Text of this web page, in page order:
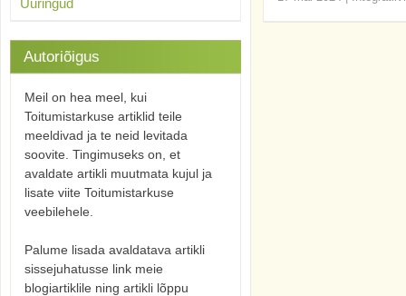
Uuringud
Autoriõigus
Meil on hea meel, kui
Toitumistarkuse artiklid teile
meeldivad ja te neid levitada
soovite. Tingimuseks on, et
avaldate artikli muutmata kujul ja
lisate viite Toitumistarkuse
veebilehele.
Palume lisada avaldatava artikli
sissejuhatusse link meie
blogiartiklile ning artikli lõppu